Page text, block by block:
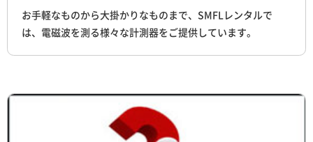
お手軽なものから大掛かりなものまで、SMFLレンタルで
は、電磁波を測る様々な計測器をご提供しています。